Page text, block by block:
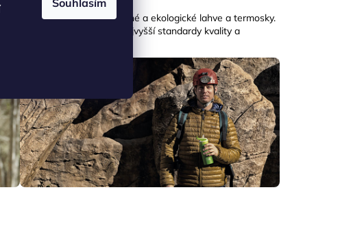
Souhlasím
kvalitní, zdravotně nezávadné a ekologické lahve a termosky.
produktů, které splňují nejvyšší standardy kvality a